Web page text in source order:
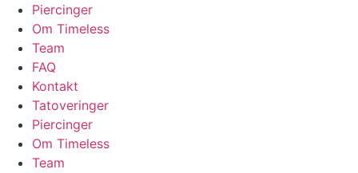
Piercinger
Om Timeless
Team
FAQ
Kontakt
Tatoveringer
Piercinger
Om Timeless
Team